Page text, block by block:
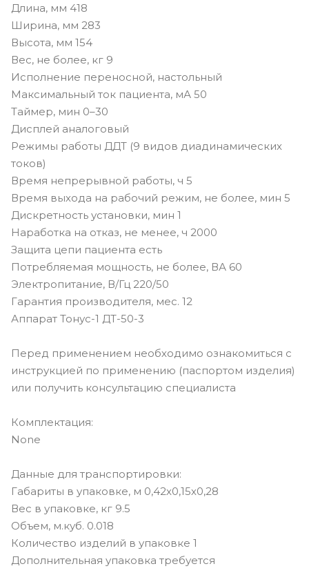
Длина, мм 418
Ширина, мм 283
Высота, мм 154
Вес, не более, кг 9
Исполнение переносной, настольный
Максимальный ток пациента, мА 50
Таймер, мин 0–30
Дисплей аналоговый
Режимы работы ДДТ (9 видов диадинамических
токов)
Время непрерывной работы, ч 5
Время выхода на рабочий режим, не более, мин 5
Дискретность установки, мин 1
Наработка на отказ, не менее, ч 2000
Защита цепи пациента есть
Потребляемая мощность, не более, ВА 60
Электропитание, В/Гц 220/50
Гарантия производителя, мес. 12
Аппарат Тонус-1 ДТ-50-3
Перед применением необходимо ознакомиться с
инструкцией по применению (паспортом изделия)
или получить консультацию специалиста
Комплектация:
None
Данные для транспортировки:
Габариты в упаковке, м 0,42х0,15х0,28
Вес в упаковке, кг 9.5
Объем, м.куб. 0.018
Количество изделий в упаковке 1
Дополнительная упаковка требуется